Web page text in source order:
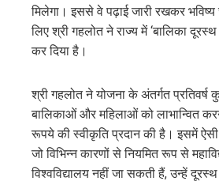
मिलेगा। इससे वे पढ़ाई जारी रखकर
लिए श्री गहलोत ने राज्य में ‘बालिका दूरस्थ
कर दिया है।
श्री गहलोत ने योजना के अंतर्गत
बालिकाओं और महिलाओं को लाभान्वित
रूपये की स्वीकृति प्रदान की है। इसमें
जो विभिन्न कारणों से नियमित रूप से
विश्वविद्यालय नहीं जा सकती हैं, उन्हें